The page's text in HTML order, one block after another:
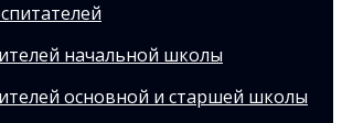
начальной школы
основной и старшей школы